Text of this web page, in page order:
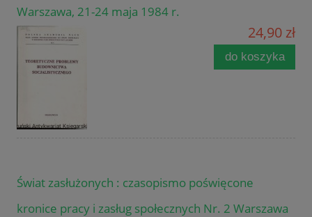
Warszawa, 21-24 maja 1984 r.
24,90 zł
do koszyka
Świat zasłużonych : czasopismo poświęcone
kronice pracy i zasług społecznych Nr. 2 Warszawa